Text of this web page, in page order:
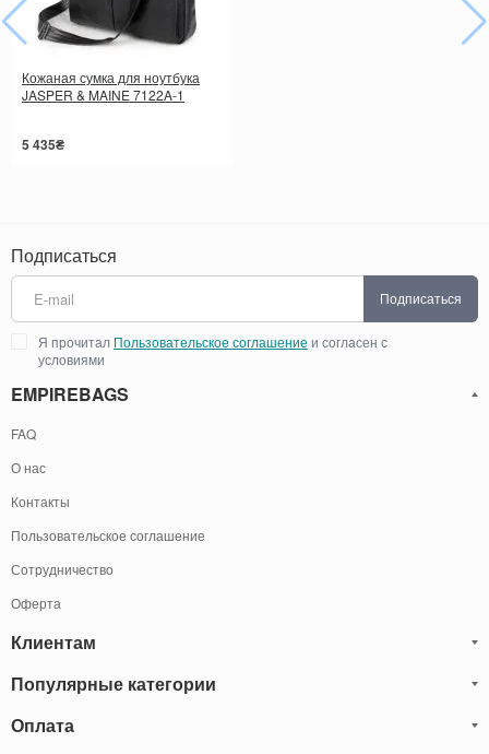
Кожаная сумка для ноутбука
JASPER & MAINE 7122A-1
5 435₴
Подписаться
Подписаться
Я прочитал Пользовательское соглашение и согласен с
условиями
EMPIREBAGS
FAQ
О нас
Контакты
Пользовательское соглашение
Сотрудничество
Оферта
Клиентам
Блог
Обмен и Возврат
Популярные категории
Мужские кожаные сумки
Оплата